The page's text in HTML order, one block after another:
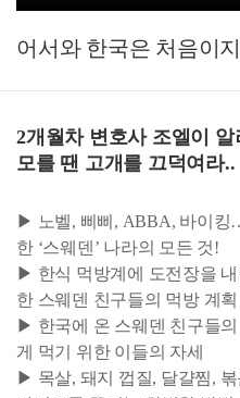
어서와 한국은 처음이지
2개월차 변호사 조엘이
모를 땐 고개를 끄덕여라..
▶ 노벨, 삐삐, ABBA, 바이
한 ‘스웨덴’ 나라의 모든 것!
▶ 한식 먹방계에 도전장을
한 스웨덴 친구들의 먹방 계획
▶ 한국에 온 스웨덴 친구들
게 먹기 위한 이들의 자세
▶ 목살, 돼지 껍질, 달걀찜,